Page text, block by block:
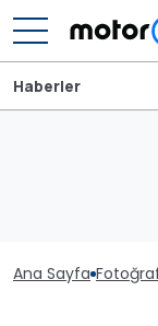
Haberler
Ana Sayfa